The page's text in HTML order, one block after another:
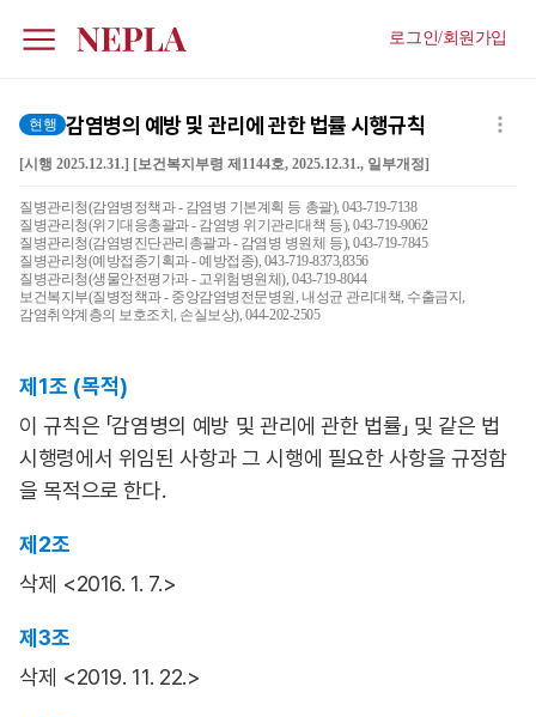
로그인/회원가입
현행 감염병의 예방 및 관리에 관한 법률 시행규칙
[시행 2025.12.31.] [보건복지부령 제1144호, 2025.12.31., 일부개정]
질병관리청(감염병정책과 - 감염병 기본계획 등 총괄), 043-719-7138
질병관리청(위기대응총괄과 - 감염병 위기관리대책 등), 043-719-9062
질병관리청(감염병진단관리총괄과 - 감염병 병원체 등), 043-719-7845
질병관리청(예방접종기획과 - 예방접종), 043-719-8373,8356
질병관리청(생물안전평가과 - 고위험병원체), 043-719-8044
보건복지부(질병정책과 - 중앙감염병전문병원, 내성균 관리대책, 수출금지,
감염취약계층의 보호조치, 손실보상), 044-202-2505
제1조 (목적)
이 규칙은 「감염병의 예방 및 관리에 관한 법률」 및 같은 법
시행령에서 위임된 사항과 그 시행에 필요한 사항을 규정함
을 목적으로 한다.
제2조
삭제 <2016. 1. 7.>
제3조
삭제 <2019. 11. 22.>